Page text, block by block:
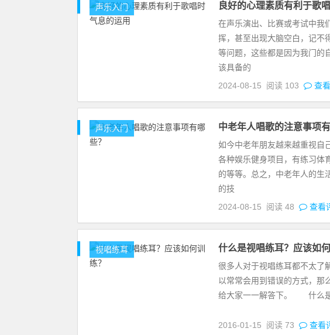
声乐入门 良好的心理素质有利于歌
在声乐演出、比赛或考试中我
挥，甚至出现大脑空白，记不
等问题，这些都是因为我门的
该具备的
2024-08-15
阅读 103 查
声乐入门 中老年人唱歌的注意事项有
如今中老年朋友越来越重视自
各种娱乐健身项目，有练习体
的等等。总之，中老年人的生
的技
2024-08-15
阅读 48 查看
视唱练耳 什么是视唱练耳？应该如何
很多人对于视唱练耳都不太了
以常常会用到错误的方式，那
给大家一一解答下。 什么
2016-01-15 阅读 73 查看